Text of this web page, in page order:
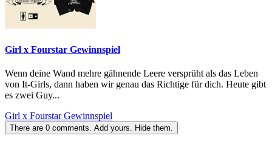
Girl x Fourstar Gewinnspiel
Wenn deine Wand mehre gähnende Leere versprüht als das Leben
von It-Girls, dann haben wir genau das Richtige für dich. Heute gibt
es zwei Guy...
Girl x Fourstar Gewinnspiel
There are 0 comments. Add yours. Hide them.